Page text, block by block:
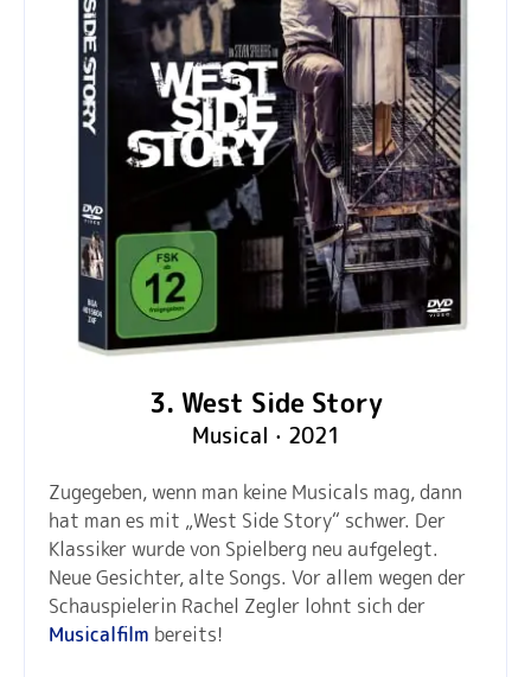
3. West Side Story
Musical · 2021
Zugegeben, wenn man keine Musicals mag, dann
hat man es mit „West Side Story“ schwer. Der
Klassiker wurde von Spielberg neu aufgelegt.
Neue Gesichter, alte Songs. Vor allem wegen der
Schauspielerin Rachel Zegler lohnt sich der
Musicalfilm bereits!